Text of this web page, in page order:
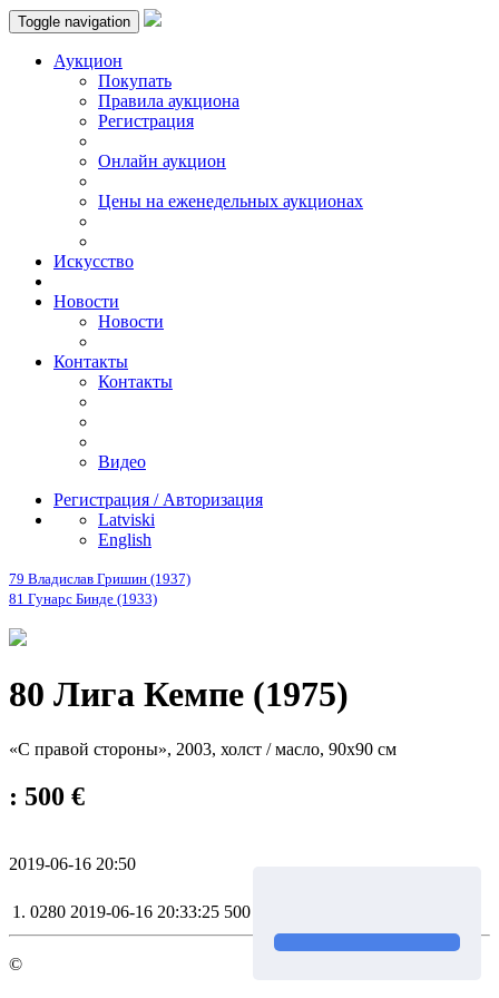
Toggle navigation
Аукцион
Пoкупать
Правила аукциона
Регистрация
Онлайн аукцион
Цены на еженедельных аукционах
Искусствo
Новости
Новости
Контакты
Контакты
Видео
Регистрация / Авторизация
Latviski
English
79 Владислав Гришин (1937)
81 Гунарс Бинде (1933)
80 Лига Кемпе (1975)
«С правой стороны», 2003, холст / масло, 90х90 см
: 500 €
2019-06-16 20:50
1. 0280 2019-06-16 20:33:25 500 €
©